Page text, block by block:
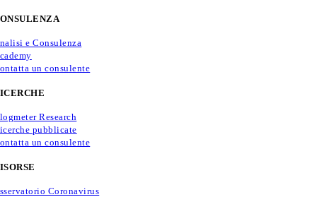
e Consulenza
un consulente
Research
pubblicate
un consulente
Coronavirus